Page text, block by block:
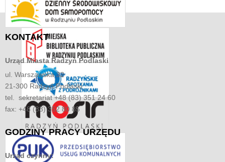
KONTAKT
Urząd MiastaRadzyń Podlaski
ul. Warszawska 32
21-300 Radzyń Podlaski
tel. sekretariat +48 (83) 351 24 60
fax: +48 (83) 352 80 85
GODZINYPRACY URZĘDU
Urząd czynny: